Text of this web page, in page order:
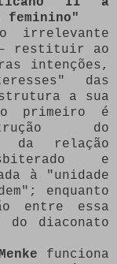
feminino"
irrelevante
– restituir ao
intenções,
das
a sua
primeiro é
do
da relação
e
à "unidade
enquanto
entre essa
do diaconato
funciona